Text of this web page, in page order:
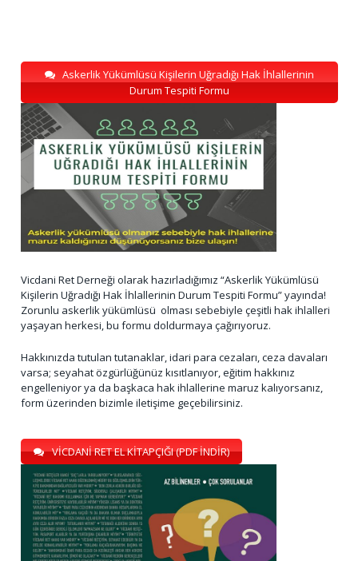
Askerlik Yükümlüsü Kişilerin Uğradığı Hak İhlallerinin
Durum Tespiti Formu
Vicdani Ret Derneği olarak hazırladığımız “Askerlik Yükümlüsü
Kişilerin Uğradığı Hak İhlallerinin Durum Tespiti Formu” yayında!
Zorunlu askerlik yükümlüsü olması sebebiyle çeşitli hak ihlalleri
yaşayan herkesi, bu formu doldurmaya çağırıyoruz.
Hakkınızda tutulan tutanaklar, idari para cezaları, ceza davaları
varsa; seyahat özgürlüğünüz kısıtlanıyor, eğitim hakkınız
engelleniyor ya da başkaca hak ihlallerine maruz kalıyorsanız,
form üzerinden bizimle iletişime geçebilirsiniz.
VİCDANİ RET EL KİTAPÇIĞI (PDF İNDİR)